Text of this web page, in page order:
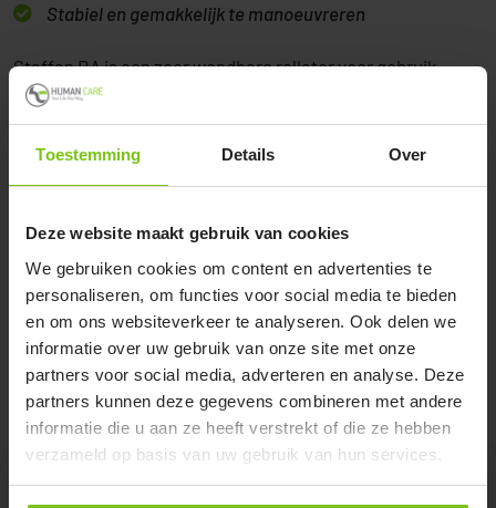
Toestemming Details Over
Deze website maakt gebruik van cookies
We gebruiken cookies om content en advertenties te
personaliseren, om functies voor social media te bieden
en om ons websiteverkeer te analyseren. Ook delen we
informatie over uw gebruik van onze site met onze
partners voor social media, adverteren en analyse. Deze
partners kunnen deze gegevens combineren met andere
informatie die u aan ze heeft verstrekt of die ze hebben
verzameld op basis van uw gebruik van hun services.
Stabiel en gemakkelijk te manoeuvreren
Staffan RA is een zeer wendbare rollator voor gebruik
binnenshuis. Deze rollator is slechts 59 cm breed, wat zelfs
bewegen in kleine ruimtes eenvoudig maakt. Staffan RA
heeft ook verstelbare onderarmschalen die de gebruiker
een stevige en ergonomische grip bieden. Staffan RA heeft
(Staffan hoog) en kan worden ingeklapt om transport te
vergemakkelijken.